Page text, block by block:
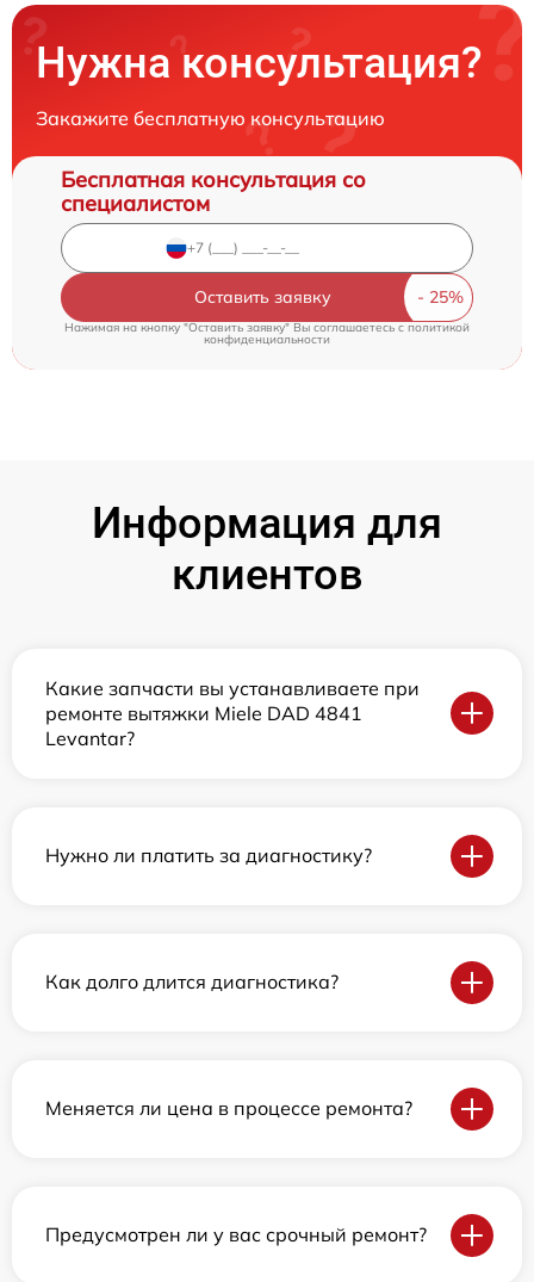
Нужна консультация?
Закажите бесплатную консультацию
Бесплатная консультация со
специалистом
Оставить заявку
Нажимая на кнопку "Оставить заявку" Вы соглашаетесь cполитикой
конфиденциальности
Информация для
клиентов
Какие запчасти вы устанавливаете при
ремонте вытяжки Miele DAD 4841
Levantar?
Нужно ли платить за диагностику?
Как долго длится диагностика?
Меняется ли цена в процессе ремонта?
Предусмотрен ли у вас срочный ремонт?